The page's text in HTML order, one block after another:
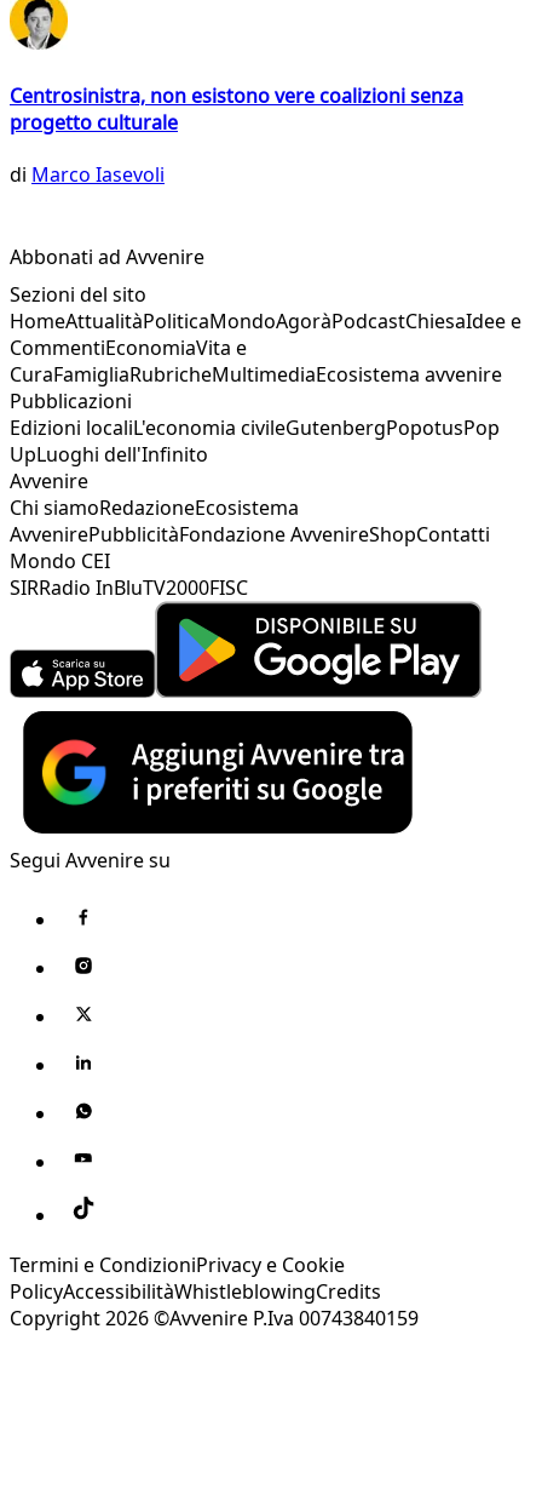
Centrosinistra, non esistono vere coalizioni senza
progetto culturale
di Marco Iasevoli
Abbonati ad Avvenire
Sezioni del sito
HomeAttualitàPoliticaMondoAgoràPodcastChiesaIdee e
CommentiEconomiaVita e
CuraFamigliaRubricheMultimediaEcosistema avvenire
Pubblicazioni
Edizioni localiL'economia civileGutenbergPopotusPop
UpLuoghi dell'Infinito
Avvenire
Chi siamoRedazioneEcosistema
AvvenirePubblicitàFondazione AvvenireShopContatti
Mondo CEI
SIRRadio InBluTV2000FISC
Segui Avvenire su
Termini e CondizioniPrivacy e Cookie
PolicyAccessibilitàWhistleblowingCredits
Copyright 2026 ©Avvenire P.Iva 00743840159